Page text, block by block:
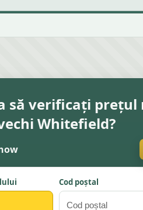
să verificați prețul
Whitefield?
Cod poștal